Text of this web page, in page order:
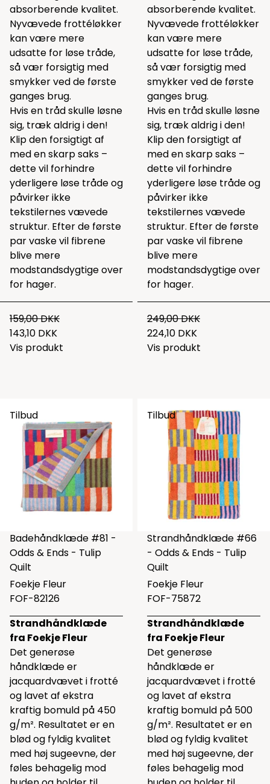
absorberende kvalitet.
Nyvævede frottéløkker
kan være mere
udsatte for løse tråde,
så vær forsigtig med
smykker ved de første
ganges brug.
Hvis en tråd skulle løsne
sig, træk aldrig i den!
Klip den forsigtigt af
med en skarp saks –
dette vil forhindre
yderligere løse tråde og
påvirker ikke
tekstilernes vævede
struktur. Efter de første
par vaske vil fibrene
blive mere
modstandsdygtige over
for hager.
159,00 DKK
143,10 DKK
Vis produkt
absorberende kvalitet.
Nyvævede frottéløkker
kan være mere
udsatte for løse tråde,
så vær forsigtig med
smykker ved de første
ganges brug.
Hvis en tråd skulle løsne
sig, træk aldrig i den!
Klip den forsigtigt af
med en skarp saks –
dette vil forhindre
yderligere løse tråde og
påvirker ikke
tekstilernes vævede
struktur. Efter de første
par vaske vil fibrene
blive mere
modstandsdygtige over
for hager.
249,00 DKK
224,10 DKK
Vis produkt
Tilbud
Badehåndklæde #81 -
Odds & Ends - Tulip
Quilt
Foekje Fleur
FOF-82126
Strandhåndklæde
fra Foekje Fleur
Det generøse
håndklæde er
jacquardvævet i frotté
og lavet af ekstra
kraftig bomuld på 450
g/m². Resultatet er en
blød og fyldig kvalitet
med høj sugeevne, der
føles behagelig mod
Tilbud
Strandhåndklæde #66
- Odds & Ends - Tulip
Quilt
Foekje Fleur
FOF-75872
Strandhåndklæde
fra Foekje Fleur
Det generøse
håndklæde er
jacquardvævet i frotté
og lavet af ekstra
kraftig bomuld på 500
g/m². Resultatet er en
blød og fyldig kvalitet
med høj sugeevne, der
føles behagelig mod